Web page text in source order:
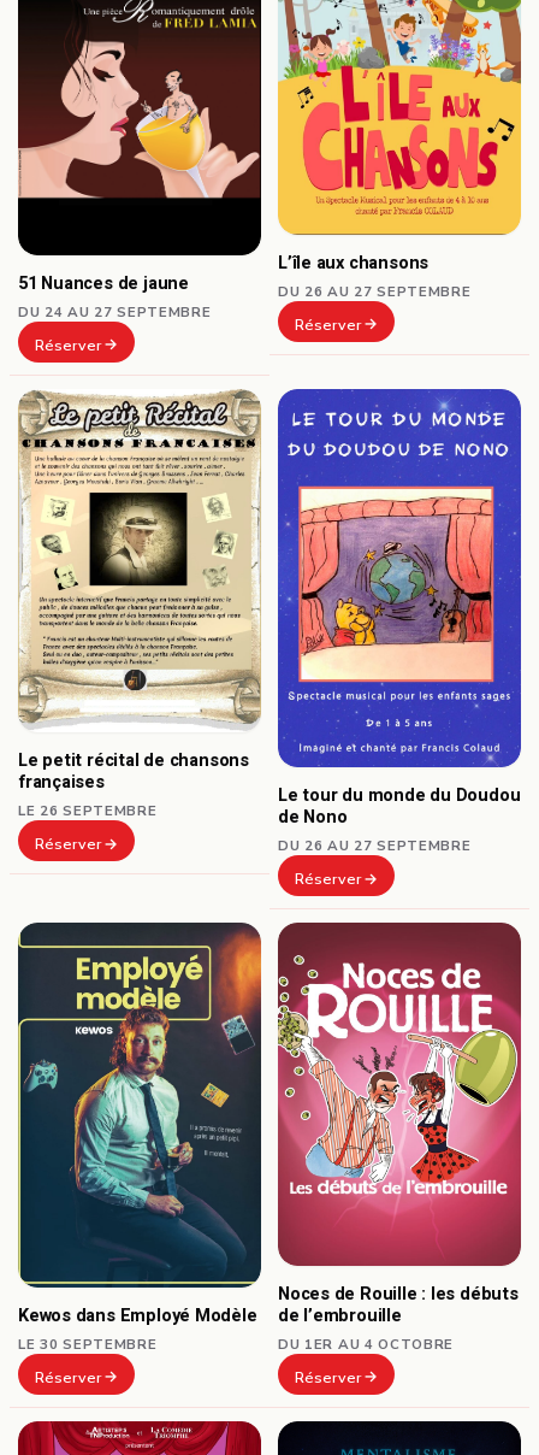
51 Nuances de jaune
DU 24 AU 27 SEPTEMBRE
Réserver
L’île aux chansons
DU 26 AU 27 SEPTEMBRE
Réserver
Le petit récital de chansons
françaises
LE 26 SEPTEMBRE
Réserver
Le tour du monde du Doudou
de Nono
DU 26 AU 27 SEPTEMBRE
Réserver
Kewos dans Employé Modèle
LE 30 SEPTEMBRE
Réserver
Noces de Rouille : les débuts
de l’embrouille
DU 1ER AU 4 OCTOBRE
Réserver